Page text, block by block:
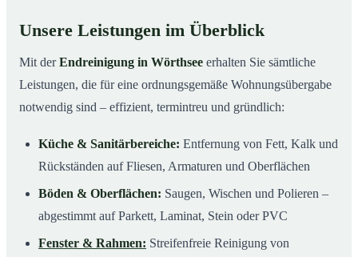
Unsere Leistungen im Überblick
Mit derEndreinigung in Wörthsee erhalten Sie sämtliche
Leistungen, die für eine ordnungsgemäße Wohnungsübergabe
notwendig sind – effizient, termintreu und gründlich:
Küche & Sanitärbereiche: Entfernung von Fett, Kalk und
Rückständen auf Fliesen, Armaturen und Oberflächen
Böden & Oberflächen: Saugen, Wischen und Polieren –
abgestimmt auf Parkett, Laminat, Stein oder PVC
Fenster & Rahmen: Streifenfreie Reinigung von